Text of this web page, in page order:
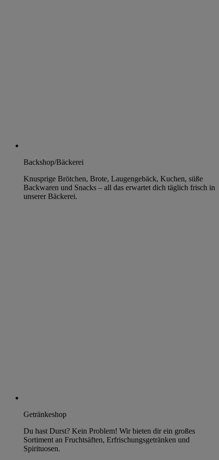
Backshop/Bäckerei
Knusprige Brötchen, Brote, Laugengebäck, Kuchen, süße
Backwaren und Snacks – all das erwartet dich täglich frisch in
unserer Bäckerei.
Getränkeshop
Du hast Durst? Kein Problem! Wir bieten dir ein großes
Sortiment an Fruchtsäften, Erfrischungsgetränken und
Spirituosen.